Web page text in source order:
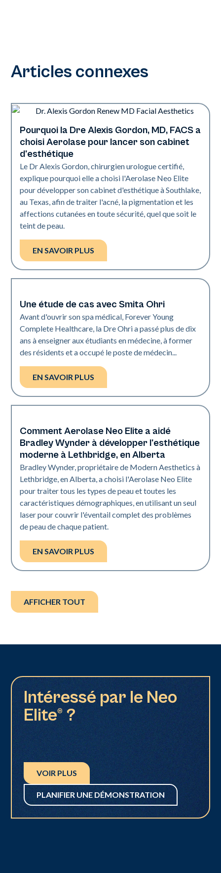
Articles connexes
Medical Spa | Neo Elite
Pourquoi la Dre Alexis Gordon, MD, FACS a
choisi Aerolase pour lancer son cabinet
d'esthétique
Le Dr Alexis Gordon, chirurgien urologue certifié,
explique pourquoi elle a choisi l'Aerolase Neo Elite
pour développer son cabinet d'esthétique à Southlake,
au Texas, afin de traiter l'acné, la pigmentation et les
affections cutanées en toute sécurité, quel que soit le
teint de peau.
EN SAVOIR PLUS
Medical Spa | Neo Elite
Une étude de cas avec Smita Ohri
Avant d'ouvrir son spa médical, Forever Young
Complete Healthcare, la Dre Ohri a passé plus de dix
ans à enseigner aux étudiants en médecine, à former
des résidents et a occupé le poste de médecin...
EN SAVOIR PLUS
Medical Spa | Neo Elite
Comment Aerolase Neo Elite a aidé
Bradley Wynder à développer l'esthétique
moderne à Lethbridge, en Alberta
Bradley Wynder, propriétaire de Modern Aesthetics à
Lethbridge, en Alberta, a choisi l'Aerolase Neo Elite
pour traiter tous les types de peau et toutes les
caractéristiques démographiques, en utilisant un seul
laser pour couvrir l'éventail complet des problèmes
de peau de chaque patient.
EN SAVOIR PLUS
AFFICHER TOUT
Intéressé par le Neo
Elite® ?
VOIR PLUS
PLANIFIER UNE DÉMONSTRATION